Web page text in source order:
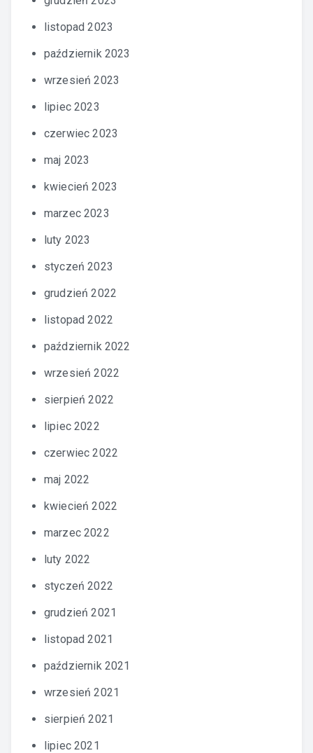
listopad 2023
październik 2023
wrzesień 2023
lipiec 2023
czerwiec 2023
maj 2023
kwiecień 2023
marzec 2023
luty 2023
styczeń 2023
grudzień 2022
listopad 2022
październik 2022
wrzesień 2022
sierpień 2022
lipiec 2022
czerwiec 2022
maj 2022
kwiecień 2022
marzec 2022
luty 2022
styczeń 2022
grudzień 2021
listopad 2021
październik 2021
wrzesień 2021
sierpień 2021
lipiec 2021